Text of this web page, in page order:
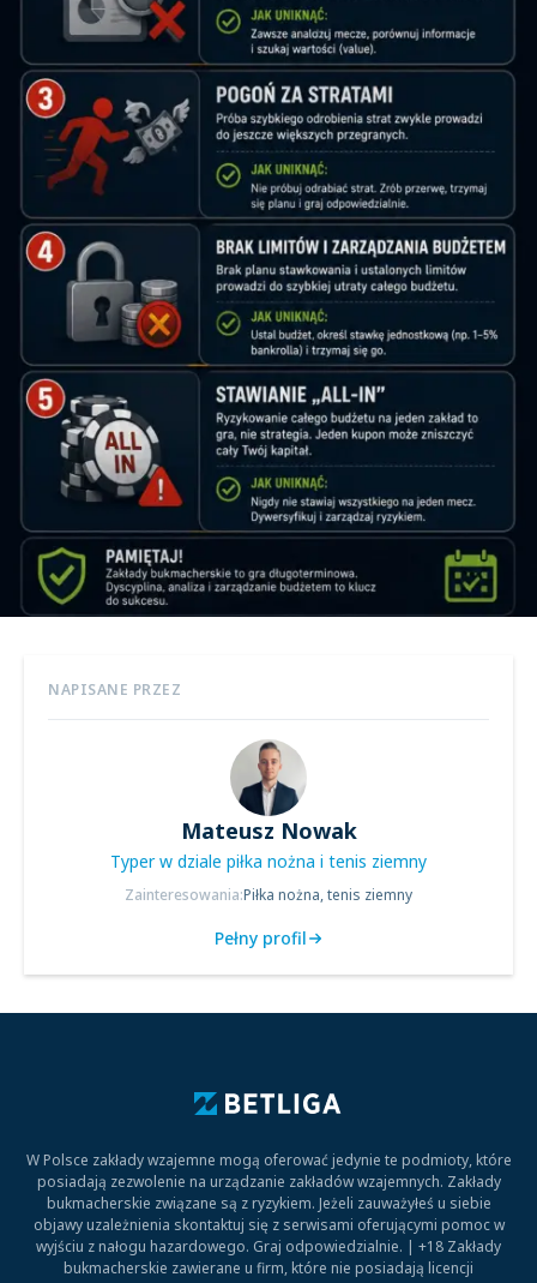
NAPISANE PRZEZ
Mateusz Nowak
Typer w dziale piłka nożna i tenis ziemny
Zainteresowania:Piłka nożna, tenis ziemny
Pełny profil
W Polsce zakłady wzajemne mogą oferować jedynie te podmioty, które
posiadają zezwolenie na urządzanie zakładów wzajemnych. Zakłady
bukmacherskie związane są z ryzykiem. Jeżeli zauważyłeś u siebie
objawy uzależnienia skontaktuj się z serwisami oferującymi pomoc w
wyjściu z nałogu hazardowego. Graj odpowiedzialnie. | +18 Zakłady
bukmacherskie zawierane u firm, które nie posiadają licencji